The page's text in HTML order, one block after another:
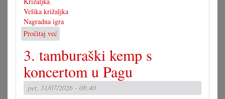
Velika križaljka
Nagradna igra
Pročitaj već
Rješenje
velike
križaljke
za
misec
juli
3. tamburaški kemp s
koncertom u Pagu
pet, 31/07/2026 - 08:40